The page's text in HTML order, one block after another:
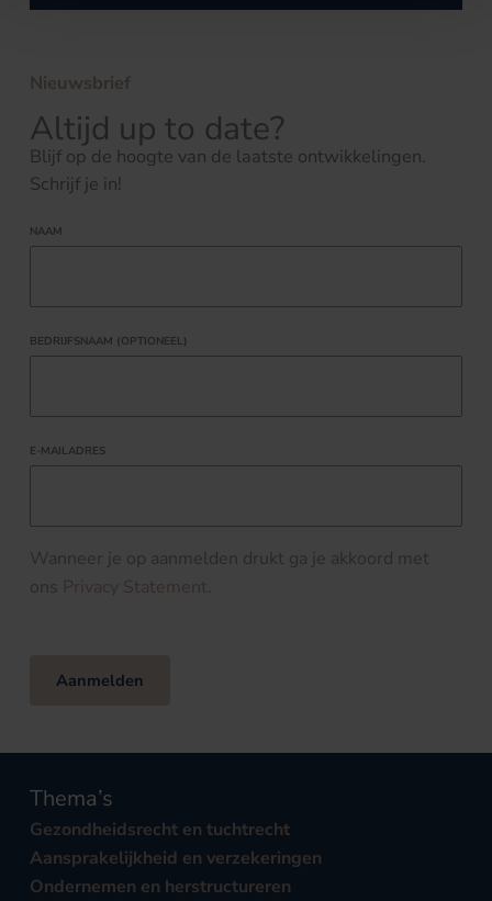
Nieuwsbrief
Altijd up to date?
Blijf op de hoogte van de laatste ontwikkelingen.
Schrijf je in!
NAAM
BEDRIJFSNAAM (OPTIONEEL)
E-MAILADRES
Wanneer je op aanmelden drukt ga je akkoord met
ons Privacy Statement.
Aanmelden
Thema’s
Gezondheidsrecht en tuchtrecht
Aansprakelijkheid en verzekeringen
Ondernemen en herstructureren